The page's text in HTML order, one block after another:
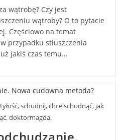
wątrobę? Czy jest
wątroby? O to pytacie
Częściowo na temat
przypadku stłuszczenia
jakiś czas temu…
schudnij, chce schudnąć, jak
doktormagda,